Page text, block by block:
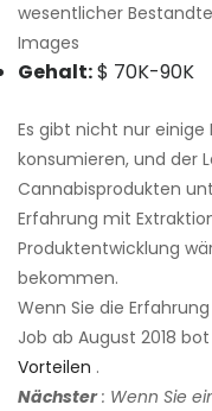
wesentlicher
Images
Gehalt:$ 70K-90K
Es gibt nicht nur einige
konsumieren, und der
Cannabisprodukten
Erfahrung mit
Produktentwicklung
bekommen.
Wenn Sie die
Job ab August 2018
Vorteilen .
Nächster : Wenn Sie